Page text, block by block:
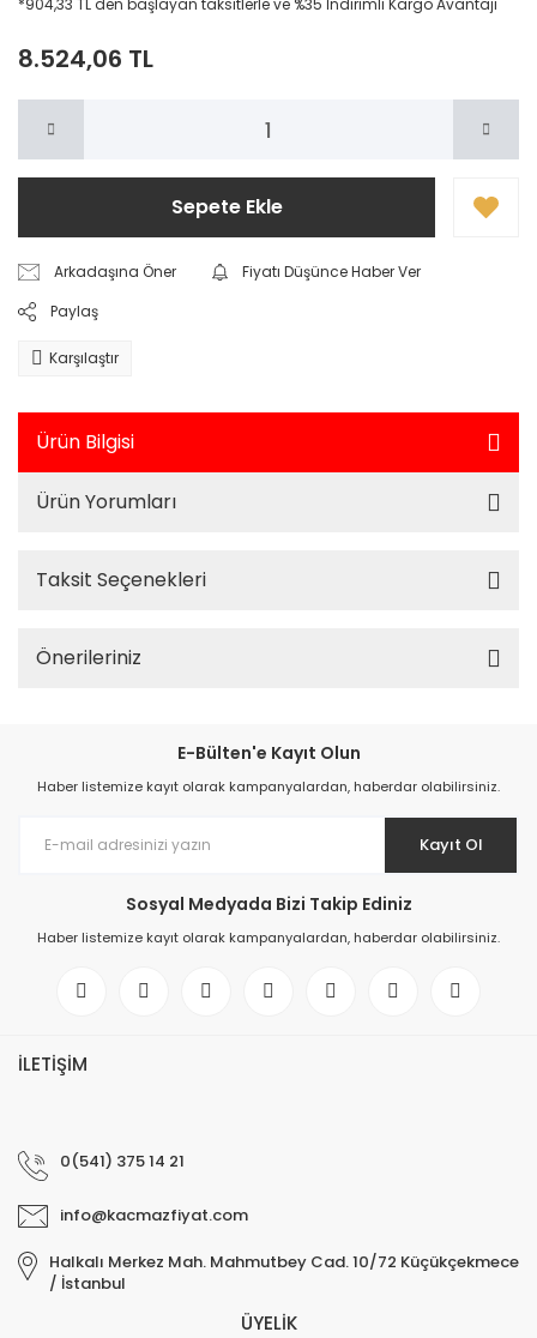
*904,33 TL den başlayan taksitlerle ve %35 İndirimli Kargo Avantajı
8.524,06 TL
Sepete Ekle
Arkadaşına Öner
Fiyatı Düşünce Haber Ver
Paylaş
Karşılaştır
Ürün Bilgisi
Ürün Yorumları
Taksit Seçenekleri
Önerileriniz
E-Bülten'e Kayıt Olun
Haber listemize kayıt olarak kampanyalardan, haberdar olabilirsiniz.
Kayıt Ol
Sosyal Medyada Bizi Takip Ediniz
Haber listemize kayıt olarak kampanyalardan, haberdar olabilirsiniz.
İLETİŞİM
0(541) 375 14 21
info@kacmazfiyat.com
Halkalı Merkez Mah. Mahmutbey Cad. 10/72 Küçükçekmece
/ İstanbul
ÜYELİK